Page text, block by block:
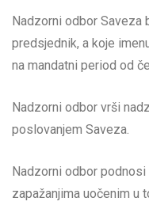
Nadzorni odbor Saveza
predsjednik, a koje
na mandatni period od
Nadzorni odbor vrši
poslovanjem Saveza.
Nadzorni odbor
zapažanjima uočenim u